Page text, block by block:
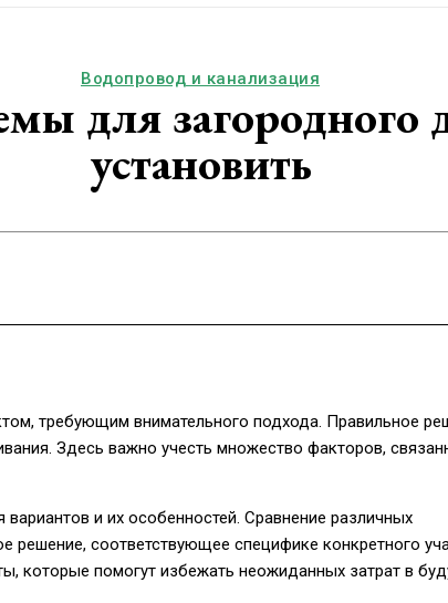
Водопровод и канализация
для загородного
установить
требующим внимательного подхода. Правильное
Здесь важно учесть множество факторов,
и их особенностей. Сравнение различных
решение, соответствующее специфике конкретного
которые помогут избежать неожиданных затрат в